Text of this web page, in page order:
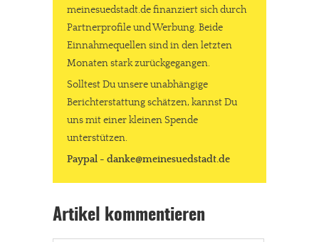
meinesuedstadt.de finanziert sich durch
Partnerprofile und Werbung. Beide
Einnahmequellen sind in den letzten
Monaten stark zurückgegangen.
Solltest Du unsere unabhängige
Berichterstattung schätzen, kannst Du
uns mit einer kleinen Spende
unterstützen.
Paypal - danke@meinesuedstadt.de
Artikel kommentieren